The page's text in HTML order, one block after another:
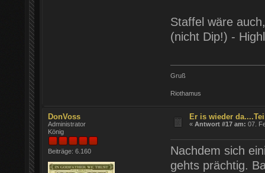
Staffel wäre
(nicht Dip!) -
Gruß
Riothamus
DonVoss
Administrator
König
Beiträge: 6.160
Er is wieder
«Antwort #17 am: 07.
Nachdem sich
gehts prächtig.